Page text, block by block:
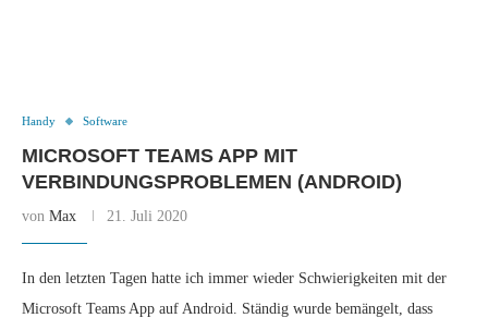
Handy Software
MICROSOFT TEAMS APP MIT
VERBINDUNGSPROBLEMEN (ANDROID)
von Max 21. Juli 2020
In den letzten Tagen hatte ich immer wieder Schwierigkeiten mit der
Microsoft Teams App auf Android. Ständig wurde bemängelt, dass